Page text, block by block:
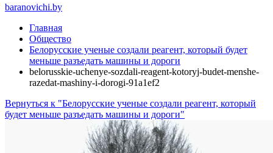
baranovichi.by
Главная
Общество
Белорусские ученые создали реагент, который будет
меньше разъедать машины и дороги
belorusskie-uchenye-sozdali-reagent-kotoryj-budet-menshe-
razedat-mashiny-i-dorogi-91a1ef2
Вернуться к "Белорусские ученые создали реагент, который
будет меньше разъедать машины и дороги"